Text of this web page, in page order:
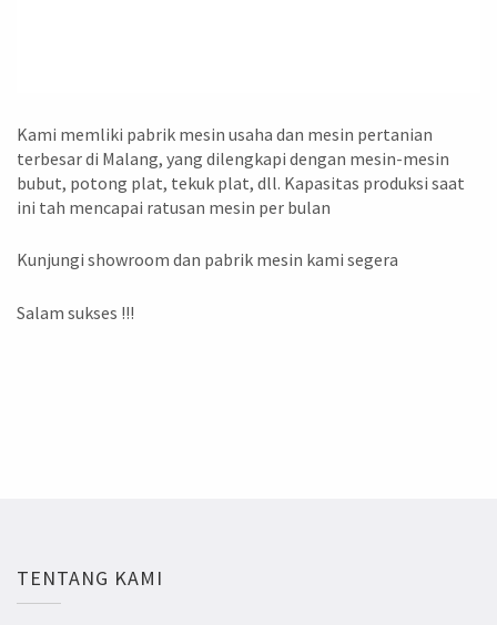
Kami memliki pabrik mesin usaha dan mesin pertanian
terbesar di Malang, yang dilengkapi dengan mesin-mesin
bubut, potong plat, tekuk plat, dll. Kapasitas produksi saat
ini tah mencapai ratusan mesin per bulan
Kunjungi showroom dan pabrik mesin kami segera
Salam sukses !!!
TENTANG KAMI